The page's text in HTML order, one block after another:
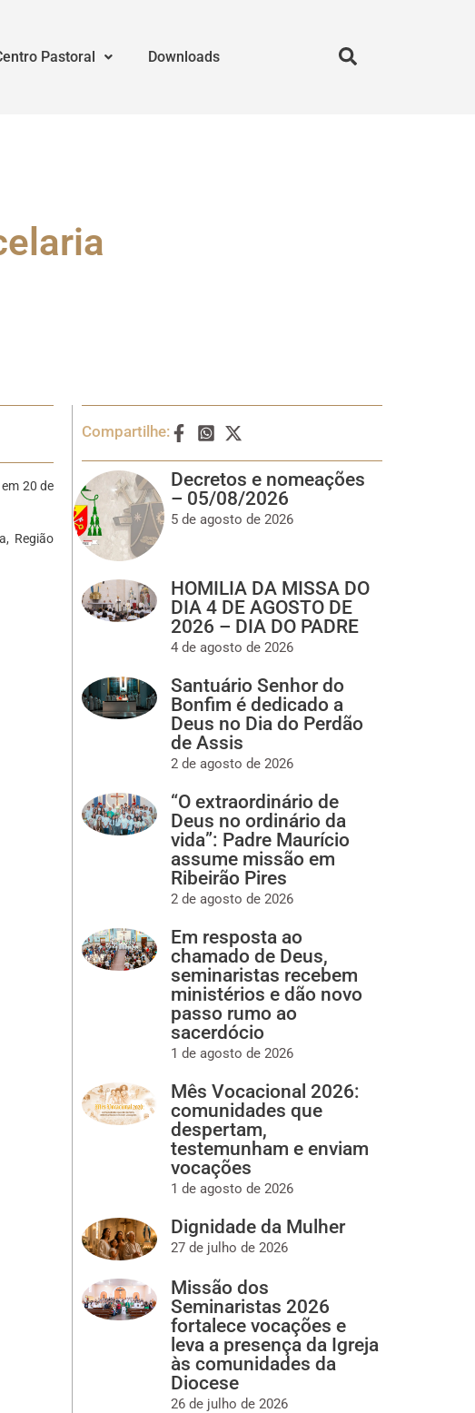
Pastoral Downloads
20 de
Região
Compartilhe:
Decretos e nomeações
– 05/08/2026
5 de agosto de 2026
HOMILIA DA MISSA DO
DIA 4 DE AGOSTO DE
2026 – DIA DO PADRE
4 de agosto de 2026
Santuário Senhor do
Bonfim é dedicado a
Deus no Dia do Perdão
de Assis
2 de agosto de 2026
“O extraordinário de
Deus no ordinário da
vida”: Padre Maurício
assume missão em
Ribeirão Pires
2 de agosto de 2026
Em resposta ao
chamado de Deus,
seminaristas recebem
ministérios e dão novo
passo rumo ao
sacerdócio
1 de agosto de 2026
Mês Vocacional 2026:
comunidades que
despertam,
testemunham e enviam
vocações
1 de agosto de 2026
Dignidade da Mulher
27 de julho de 2026
Missão dos
Seminaristas 2026
fortalece vocações e
leva a presença da Igreja
às comunidades da
Diocese
26 de julho de 2026